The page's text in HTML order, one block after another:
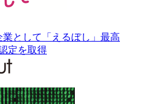
として「えるぼし」最高
定を取得